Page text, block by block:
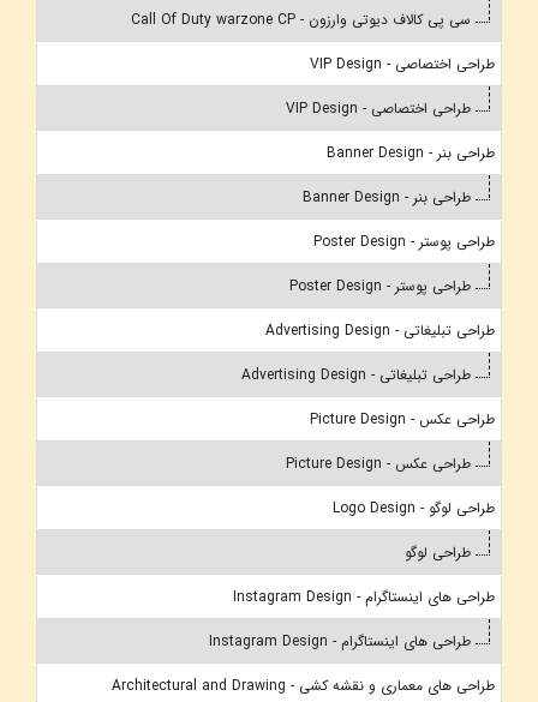
سی پی کالاف دیوتی وارزون - Call Of Duty warzone CP
طراحی اختصاصی - VIP Design
طراحی اختصاصی - VIP Design
طراحی بنر - Banner Design
طراحی بنر - Banner Design
طراحی پوستر - Poster Design
طراحی پوستر - Poster Design
طراحی تبلیغاتی - Advertising Design
طراحی تبلیغاتی - Advertising Design
طراحی عکس - Picture Design
طراحی عکس - Picture Design
طراحی لوگو - Logo Design
طراحی لوگو
طراحی های اینستاگرام - Instagram Design
طراحی های اینستاگرام - Instagram Design
طراحی های معماری و نقشه کشی - Architectural and Drawing